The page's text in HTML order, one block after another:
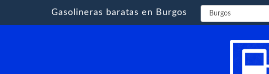
Gasolineras baratas en Burgos